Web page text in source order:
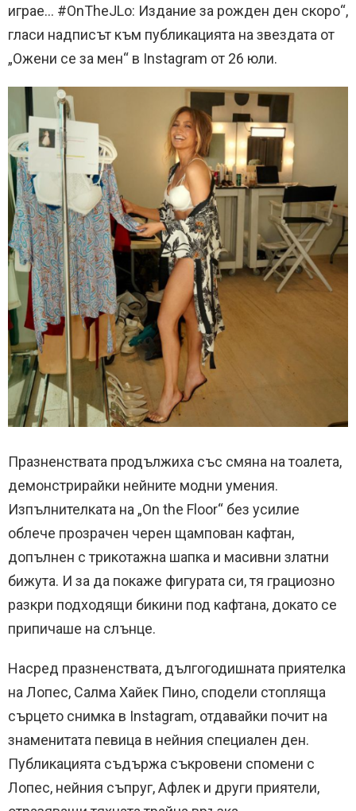
играе… #OnTheJLo: Издание за рожден ден скоро“,
гласи надписът към публикацията на звездата от
„Ожени се за мен“ в Instagram от 26 юли.
Празненствата продължиха със смяна на тоалета,
демонстрирайки нейните модни умения.
Изпълнителката на „On the Floor“ без усилие
облече прозрачен черен щампован кафтан,
допълнен с трикотажна шапка и масивни златни
бижута. И за да покаже фигурата си, тя грациозно
разкри подходящи бикини под кафтана, докато се
припичаше на слънце.
Насред празненствата, дългогодишната приятелка
на Лопес, Салма Хайек Пино, сподели стопляща
сърцето снимка в Instagram, отдавайки почит на
знаменитата певица в нейния специален ден.
Публикацията съдържа съкровени спомени с
Лопес, нейния съпруг, Афлек и други приятели,